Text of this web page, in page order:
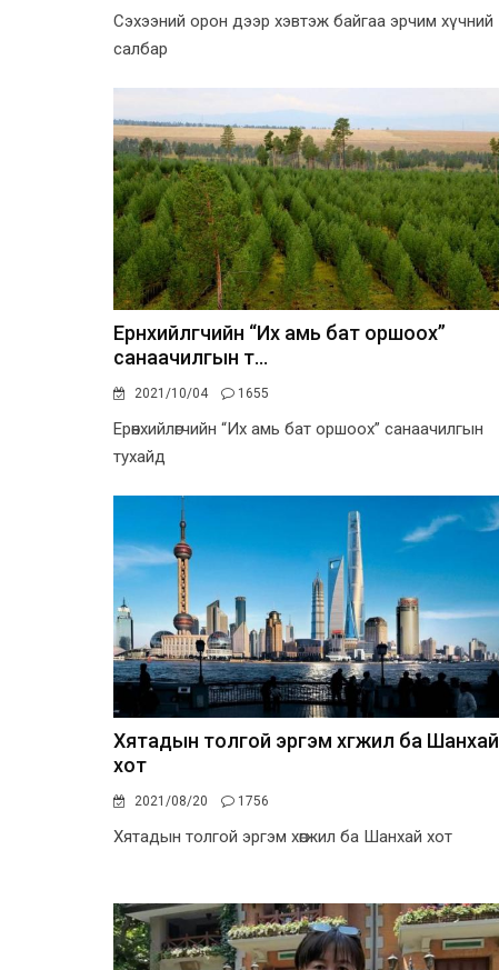
Сэхээний орон дээр хэвтэж байгаа эрчим хүчний
салбар
Ерөнхийлөгчийн “Их амь бат оршоох”
санаачилгын т...
2021/10/04 1655
Ерөнхийлөгчийн “Их амь бат оршоох” санаачилгын
тухайд
Хятадын толгой эргэм хөгжил ба Шанхай
хот
2021/08/20 1756
Хятадын толгой эргэм хөгжил ба Шанхай хот